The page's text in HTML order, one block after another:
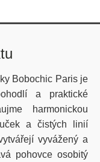
Bobochic Paris je
a praktické
harmonickou
a čistých linií
vyvážený a
pohovce osobitý